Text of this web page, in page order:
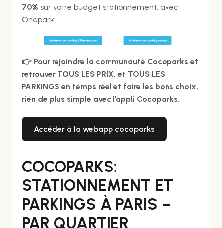
70% sur votre budget stationnement, avec
Onepark:
👉 Pour rejoindre la communauté Cocoparks et
retrouver TOUS LES PRIX, et TOUS LES
PARKINGS en temps réel et faire les bons choix,
rien de plus simple avec l’appli Cocoparks:
accéder à la webapp cocoparks
COCOPARKS:
STATIONNEMENT ET
PARKINGS À PARIS –
PAR QUARTIER